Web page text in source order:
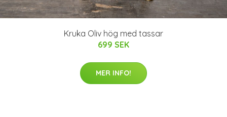
Kruka Oliv hög med tassar
699 SEK
MER INFO!